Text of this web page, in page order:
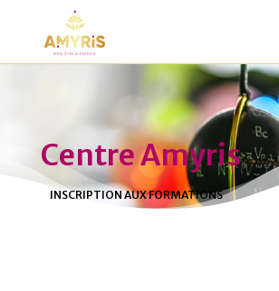
Centre Amyris
INSCRIPTION AUX FORMATIONS